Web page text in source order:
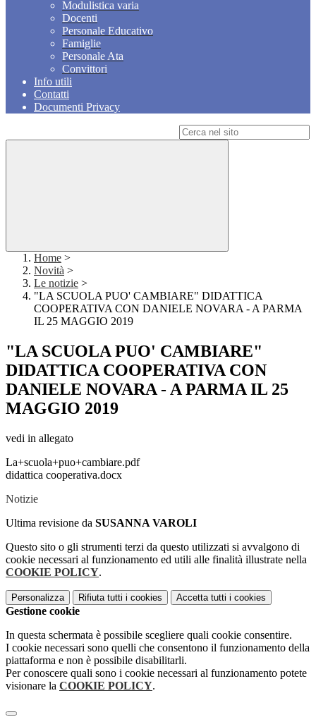
Modulistica varia
Docenti
Personale Educativo
Famiglie
Personale Ata
Convittori
Info utili
Contatti
Documenti Privacy
Home >
Novità >
Le notizie >
"LA SCUOLA PUO' CAMBIARE" DIDATTICA
COOPERATIVA CON DANIELE NOVARA - A PARMA
IL 25 MAGGIO 2019
"LA SCUOLA PUO' CAMBIARE"
DIDATTICA COOPERATIVA CON
DANIELE NOVARA - A PARMA IL 25
MAGGIO 2019
vedi in allegato
La+scuola+puo+cambiare.pdf
didattica cooperativa.docx
Notizie
Ultima revisione da SUSANNA VAROLI
Questo sito o gli strumenti terzi da questo utilizzati si avvalgono di
cookie necessari al funzionamento ed utili alle finalità illustrate nella
COOKIE POLICY.
Personalizza Rifiuta tutti i cookies Accetta tutti i cookies
Gestione cookie
In questa schermata è possibile scegliere quali cookie consentire.
I cookie necessari sono quelli che consentono il funzionamento della
piattaforma e non è possibile disabilitarli.
Per conoscere quali sono i cookie necessari al funzionamento potete
visionare la COOKIE POLICY.